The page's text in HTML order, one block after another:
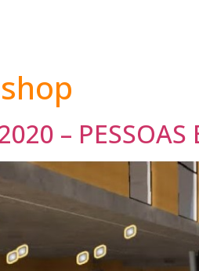
– PESSOAS